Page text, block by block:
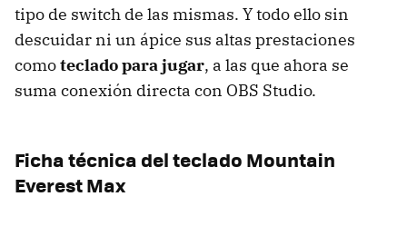
tipo de switch de las mismas. Y todo ello sin
descuidar ni un ápice sus altas prestaciones
comoteclado para jugar, a las que ahora se
suma conexión directa con OBS Studio.
Ficha técnica del teclado Mountain
Everest Max